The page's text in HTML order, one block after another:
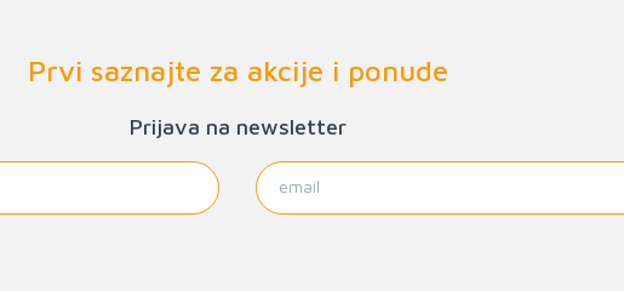
Prvi saznajte za akcije i ponude
Prijava na newsletter